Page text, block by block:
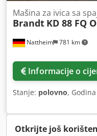
Nattheim 781 km
Mašina za ivica sa
Brandt KD 88 FQ
Informacije o
Stanje: polovno,
Otkrijte još